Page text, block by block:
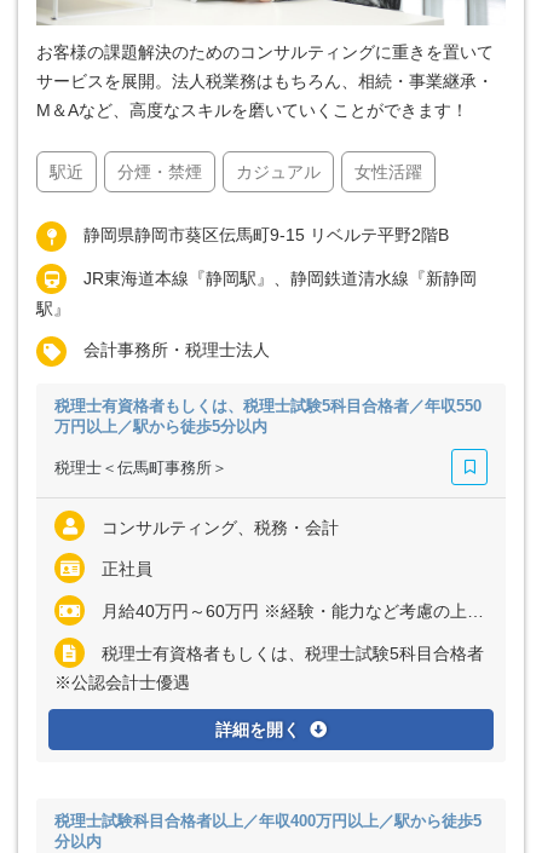
お客様の課題解決のためのコンサルティングに重きを置いて
サービスを展開。法人税業務はもちろん、相続・事業継承・
M＆Aなど、高度なスキルを磨いていくことができます！
駅近 分煙・禁煙 カジュアル 女性活躍
静岡県静岡市葵区伝馬町9-15 リベルテ平野2階B
JR東海道本線『静岡駅』、静岡鉄道清水線『新静岡
駅』
会計事務所・税理士法人
税理士有資格者もしくは、税理士試験5科目合格者／年収550
万円以上／駅から徒歩5分以内
税理士＜伝馬町事務所＞
コンサルティング、税務・会計
正社員
月給40万円～60万円 ※経験・能力など考慮の上、決定いたします ※残業代は全額支給
税理士有資格者もしくは、税理士試験5科目合格者
※公認会計士優遇
詳細を開く
税理士試験科目合格者以上／年収400万円以上／駅から徒歩5
分以内